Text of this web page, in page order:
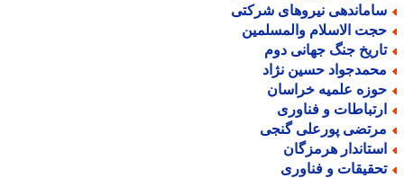
نیروهای شرکتی
الاسلام والمسلمین
جنگ جهانی دوم
حسین نژاد
علمیه خراسان
و فناوری
پورعلی گنجی
هرمزگان
و فناوری